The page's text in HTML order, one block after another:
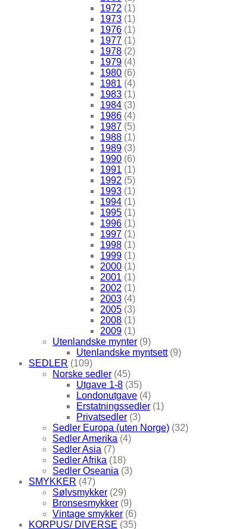
1972 (1)
1973 (1)
1976 (1)
1977 (1)
1978 (2)
1979 (4)
1980 (6)
1981 (4)
1983 (1)
1984 (3)
1986 (4)
1987 (5)
1988 (1)
1989 (3)
1990 (6)
1991 (1)
1992 (5)
1993 (1)
1994 (1)
1995 (1)
1996 (1)
1997 (1)
1998 (1)
1999 (1)
2000 (1)
2001 (1)
2002 (1)
2003 (4)
2005 (3)
2008 (1)
2009 (1)
Utenlandske mynter (9)
Utenlandske myntsett (9)
SEDLER (109)
Norske sedler (45)
Utgave 1-8 (35)
Londonutgave (4)
Erstatningssedler (1)
Privatsedler (3)
Sedler Europa (uten Norge) (32)
Sedler Amerika (4)
Sedler Asia (7)
Sedler Afrika (18)
Sedler Oseania (3)
SMYKKER (47)
Sølvsmykker (29)
Bronsesmykker (9)
Vintage smykker (6)
KORPUS/ DIVERSE (35)